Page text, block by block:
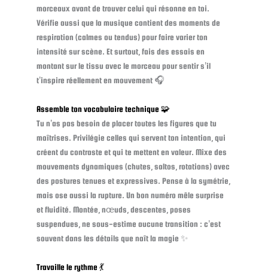
morceaux avant de trouver celui qui résonne en toi.
Vérifie aussi que la musique contient des moments de
respiration (calmes ou tendus) pour faire varier ton
intensité sur scène. Et surtout, fais des essais en
montant sur le tissu avec le morceau pour sentir s’il
t’inspire réellement en mouvement 🎧
Assemble ton vocabulaire technique 🧩
Tu n’as pas besoin de placer toutes les figures que tu
maîtrises. Privilégie celles qui servent ton intention, qui
créent du contraste et qui te mettent en valeur. Mixe des
mouvements dynamiques (chutes, saltos, rotations) avec
des postures tenues et expressives. Pense à la symétrie,
mais ose aussi la rupture. Un bon numéro mêle surprise
et fluidité. Montée, nœuds, descentes, poses
suspendues, ne sous-estime aucune transition : c’est
souvent dans les détails que naît la magie ✨
Travaille le rythme 💃